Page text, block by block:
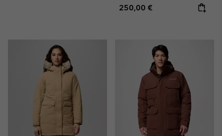
Regular price:
250,00 €